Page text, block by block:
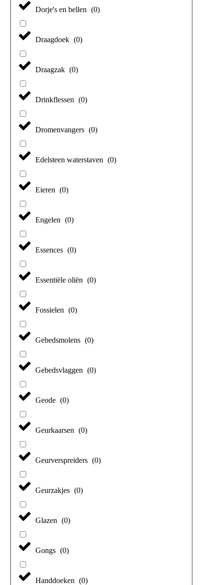
Dorje's en bellen (0)
Draagdoek (0)
Draagzak (0)
Drinkflessen (0)
Dromenvangers (0)
Edelsteen waterstaven (0)
Eieren (0)
Engelen (0)
Essences (0)
Essentiële oliën (0)
Fossielen (0)
Gebedsmolens (0)
Gebedsvlaggen (0)
Geode (0)
Geurkaarsen (0)
Geurverspreiders (0)
Geurzakjes (0)
Glazen (0)
Gongs (0)
Handdoeken (0)